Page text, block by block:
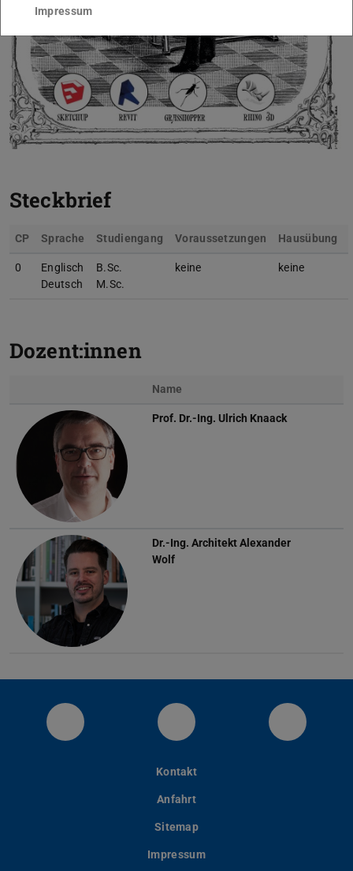
Steckbrief
CP Sprache Studiengang Voraussetzungen Hausübung
0
Englisch
Deutsch
B.Sc.
M.Sc.
keine keine
Dozent:innen
Name
Prof. Dr.-Ing. Ulrich Knaack
Dr.-Ing. ArchitektAlexander
Wolf
Visit us on YouTubeInstagram LinkedIn
Kontakt
Anfahrt
Sitemap
Impressum
Impressum